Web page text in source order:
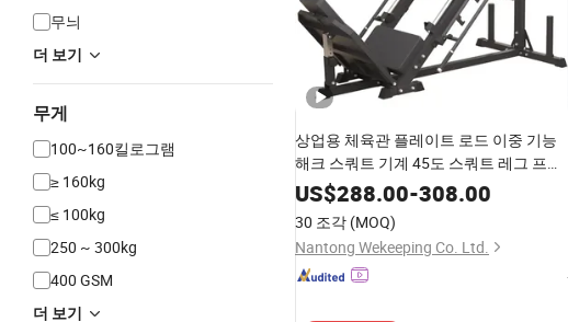
무늬
더 보기
무게
100~160킬로그램
≥ 160kg
≤ 100kg
250 ~ 300kg
400 GSM
더 보기
상업용 체육관 플레이트 로드 이중 기능
해크 스쿼트 기계 45도 스쿼트 레그 프레
스 기계
US$288.00-308.00
30 조각 (MOQ)
Nantong Wekeeping Co. Ltd.